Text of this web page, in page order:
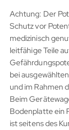
Achtung: Der
Schutz vor
medizinisch
leitfähige Teile
bei
und im Rahmen
Beim
Bodenplatte ein
ist seitens des